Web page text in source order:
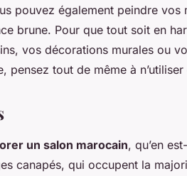
pouvez également peindre vos
brune. Pour que tout soit en
vos décorations murales ou
pensez tout de même à
un salon marocain, qu’en
canapés, qui occupent la